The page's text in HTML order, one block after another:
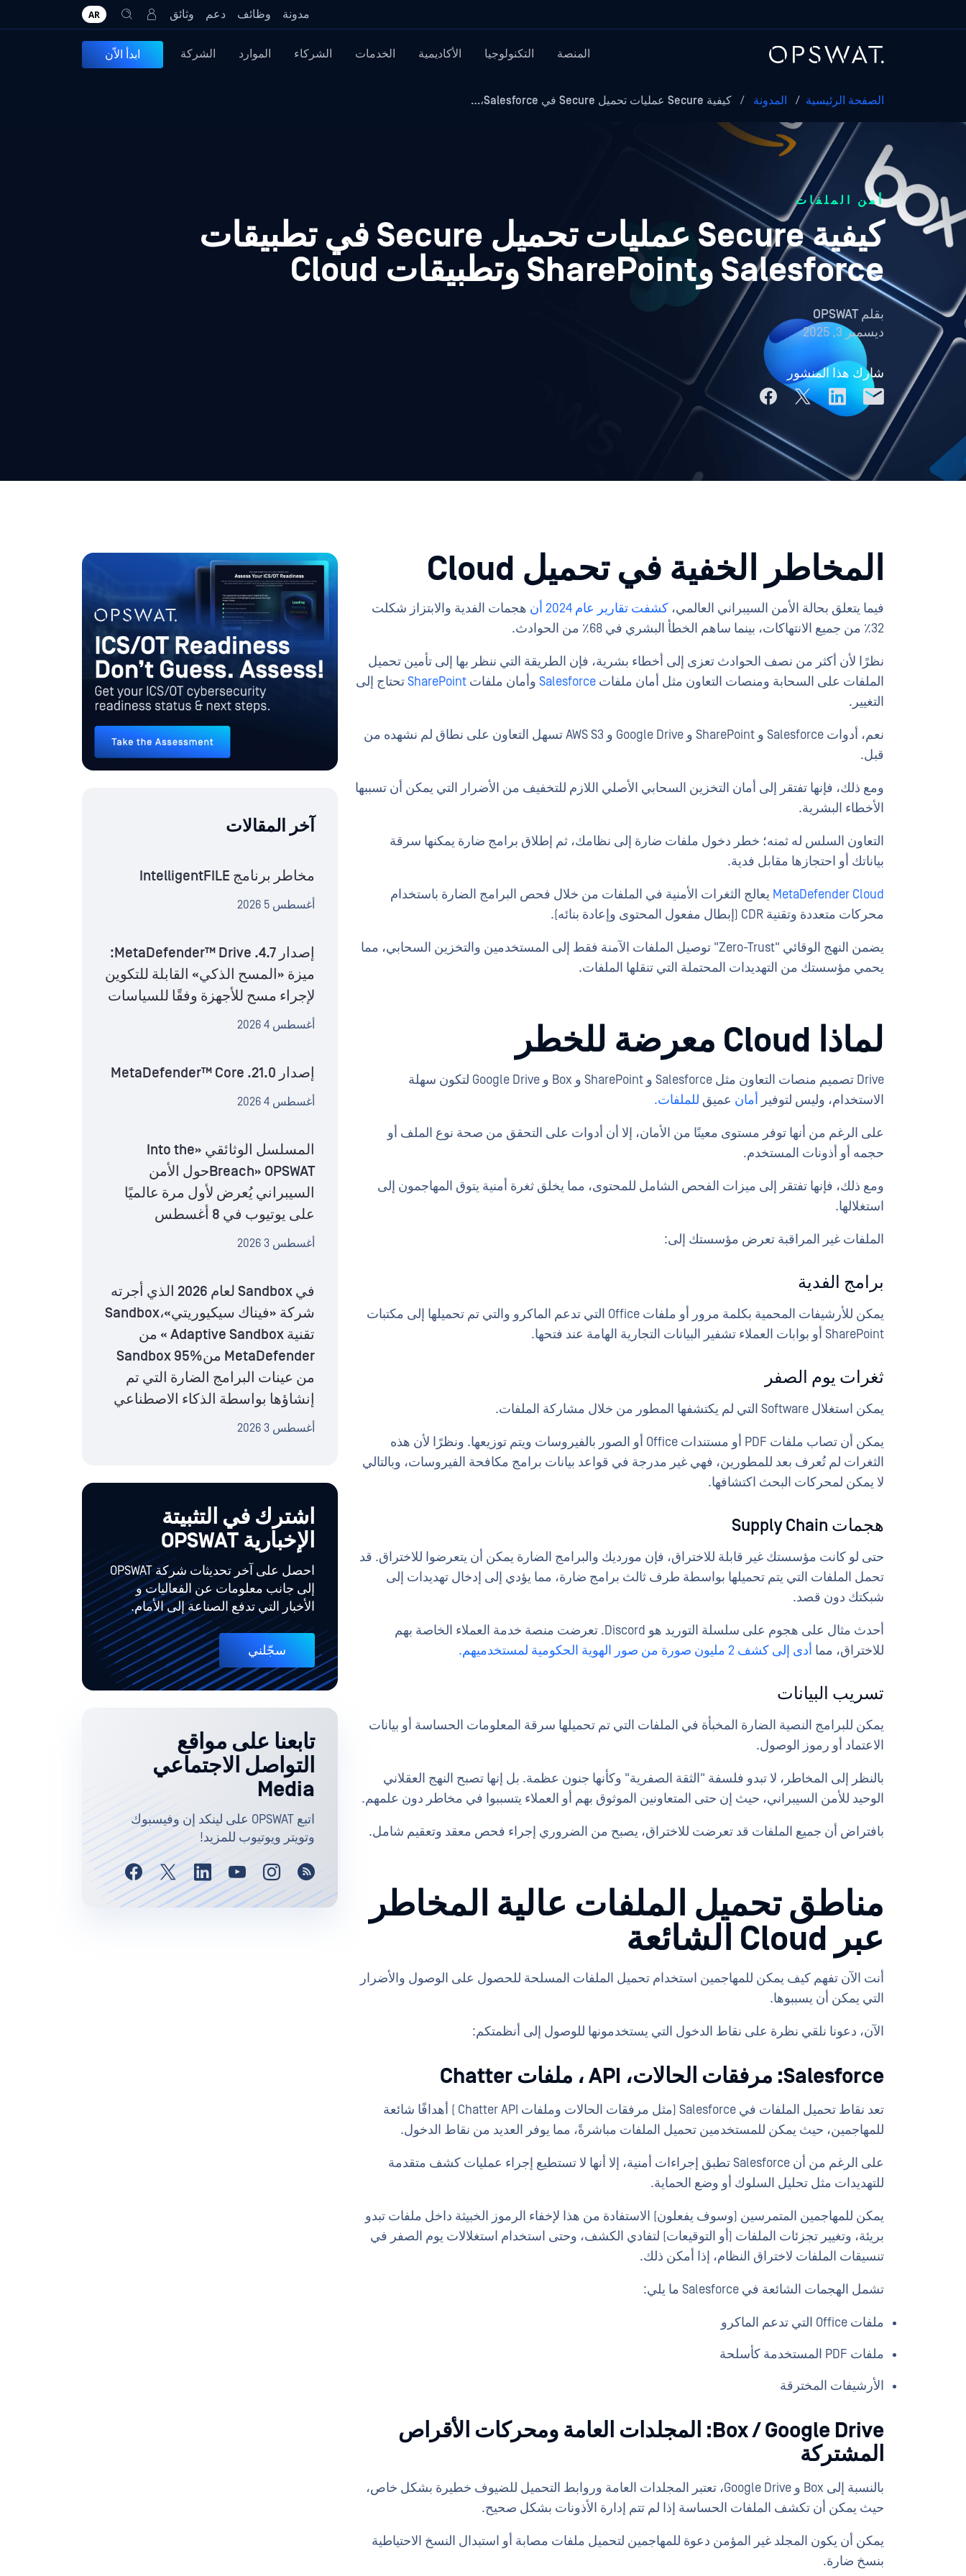
مدونة وظائف دعم وثائق AR
المنصة التكنولوجيا الأكاديمية الخدمات الشركاء الموارد الشركة ابدأ الاّن
الصفحة الرئيسية / المدونة / كيفية Secure عمليات تحميل Secure في Salesforce،…
أمن الملفات
كيفية Secure عمليات تحميل Secure في تطبيقات
Salesforce وSharePoint وتطبيقات Cloud
بقلمOPSWAT
ديسمبر 3, 2025
شارك هذا المنشور
المخاطر الخفية في تحميل Cloud
فيما يتعلق بحالة الأمن السيبراني العالمي، كشفت تقارير عام 2024 أن
هجمات الفدية والابتزاز شكلت
32٪ من جميع الانتهاكات، بينما ساهم الخطأ البشري في 68٪ من الحوادث.
نظرًا لأن أكثر من نصف الحوادث تعزى إلى أخطاء بشرية، فإن الطريقة التي ننظر بها إلى تأمين تحميل
الملفات على السحابة ومنصات التعاون مثل أمان ملفات Salesforce وأمان ملفات SharePointتحتاج إلى
التغيير.
نعم، أدوات Salesforce و SharePoint و Google Drive و AWS S3 تسهل التعاون على نطاق لم نشهده من
قبل.
ومع ذلك، فإنها تفتقر إلى أمان التخزين السحابي الأصلي اللازم للتخفيف من الأضرار التي يمكن أن تسببها
الأخطاء البشرية.
التعاون السلس له ثمنه؛ خطر دخول ملفات ضارة إلى نظامك، ثم إطلاق برامج ضارة يمكنها سرقة
بياناتك أو احتجازها مقابل فدية.
MetaDefender Cloud يعالج الثغرات الأمنية في الملفات من خلال فحص البرامج الضارة باستخدام
محركات متعددة وتقنية CDR (إبطال مفعول المحتوى وإعادة بنائه).
يضمن النهج الوقائي "Zero-Trust" توصيل الملفات الآمنة فقط إلى المستخدمين والتخزين السحابي، مما
يحمي مؤسستك من التهديدات المحتملة التي تنقلها الملفات.
لماذا Cloud معرضة للخطر
Drive تصميم منصات التعاون مثل Salesforce و SharePoint و Box و Google Drive لتكون سهلة
الاستخدام، وليس لتوفير
أمان عميق للملفات.
على الرغم من أنها توفر مستوى معينًا من الأمان، إلا أن أدوات على التحقق من صحة نوع الملف أو
حجمه أو أذونات المستخدم.
ومع ذلك، فإنها تفتقر إلى ميزات الفحص الشامل للمحتوى، مما يخلق ثغرة أمنية يتوق المهاجمون إلى
استغلالها.
الملفات غير المراقبة تعرض مؤسستك إلى:
برامج الفدية
يمكن للأرشيفات المحمية بكلمة مرور أو ملفات Office التي تدعم الماكرو والتي تم تحميلها إلى مكتبات
SharePoint أو بوابات العملاء تشفير البيانات التجارية الهامة عند فتحها.
ثغرات يوم الصفر
يمكن استغلال Software التي لم يكتشفها المطور من خلال مشاركة الملفات.
يمكن أن تصاب ملفات PDF أو مستندات Office أو الصور بالفيروسات ويتم توزيعها. ونظرًا لأن هذه
الثغرات لم تُعرف بعد للمطورين، فهي غير مدرجة في قواعد بيانات برامج مكافحة الفيروسات، وبالتالي
لا يمكن لمحركات البحث اكتشافها.
هجمات Supply Chain
حتى لو كانت مؤسستك غير قابلة للاختراق، فإن مورديك والبرامج الضارة يمكن أن يتعرضوا للاختراق. قد
تحمل الملفات التي يتم تحميلها بواسطة طرف ثالث برامج ضارة، مما يؤدي إلى إدخال تهديدات إلى
شبكتك دون قصد.
أحدث مثال على هجوم على سلسلة التوريد هو Discord. تعرضت منصة خدمة العملاء الخاصة بهم
للاختراق، مما أدى إلى كشف 2 مليون صورة من صور الهوية الحكومية لمستخدميهم.
تسريب البيانات
يمكن للبرامج النصية الضارة المخبأة في الملفات التي تم تحميلها سرقة المعلومات الحساسة أو بيانات
الاعتماد أو رموز الوصول.
بالنظر إلى المخاطر، لا تبدو فلسفة "الثقة الصفرية" وكأنها جنون عظمة. بل إنها تصبح النهج العقلاني
الوحيد للأمن السيبراني، حيث إن حتى المتعاونين الموثوق بهم أو العملاء يتسببوا في مخاطر دون علمهم.
بافتراض أن جميع الملفات قد تعرضت للاختراق، يصبح من الضروري إجراء فحص معقد وتعقيم شامل.
مناطق تحميل الملفات عالية المخاطر
عبر Cloud الشائعة
أنت الآن تفهم كيف يمكن للمهاجمين استخدام تحميل الملفات المسلحة للحصول على الوصول والأضرار
التي يمكن أن يسببوها.
الآن، دعونا نلقي نظرة على نقاط الدخول التي يستخدمونها للوصول إلى أنظمتكم:
Salesforce: مرفقات الحالات، API ، ملفات Chatter
تعد نقاط تحميل الملفات في Salesforce (مثل مرفقات الحالات وملفات Chatter API ) أهدافًا شائعة
للمهاجمين، حيث يمكن للمستخدمين تحميل الملفات مباشرةً، مما يوفر العديد من نقاط الدخول.
على الرغم من أن Salesforce تطبق إجراءات أمنية، إلا أنها لا تستطيع إجراء عمليات كشف متقدمة
للتهديدات مثل تحليل السلوك أو وضع الحماية.
يمكن للمهاجمين المتمرسين (وسوف يفعلون) الاستفادة من هذا لإخفاء الرموز الخبيثة داخل ملفات تبدو
بريئة، وتغيير تجزئات الملفات (أو التوقيعات) لتفادي الكشف، وحتى استخدام استغلالات يوم الصفر في
تنسيقات الملفات لاختراق النظام، إذا أمكن ذلك.
تشمل الهجمات الشائعة في Salesforce ما يلي:
ملفات Office التي تدعم الماكرو
ملفات PDF المستخدمة كأسلحة
الأرشيفات المخترقة
Box / Google Drive: المجلدات العامة ومحركات الأقراص
المشتركة
بالنسبة إلى Box و Google Drive، تعتبر المجلدات العامة وروابط التحميل للضيوف خطيرة بشكل خاص،
حيث يمكن أن تكشف الملفات الحساسة إذا لم تتم إدارة الأذونات بشكل صحيح.
يمكن أن يكون المجلد غير المؤمن دعوة للمهاجمين لتحميل ملفات مصابة أو استبدال النسخ الاحتياطية
بنسخ ضارة.
آخر المقالات
مخاطر برنامج IntelligentFILE
أغسطس 5 2026
إصدار MetaDefender™ Drive .4.7:
ميزة «المسح الذكي» القابلة للتكوين
لإجراء مسح للأجهزة وفقًا للسياسات
أغسطس 4 2026
إصدار MetaDefender™ Core .21.0
أغسطس 4 2026
المسلسل الوثائقي «Into the
Breach» OPSWATحول الأمن
السيبراني يُعرض لأول مرة عالميًا
على يوتيوب في 8 أغسطس
أغسطس 3 2026
في Sandbox لعام 2026 الذي أجرته
شركة «فيناك سيكيوريتي»،Sandbox
تقنية Adaptive Sandbox » من
MetaDefender منSandbox 95%
من عينات البرامج الضارة التي تم
إنشاؤها بواسطة الذكاء الاصطناعي
أغسطس 3 2026
اشترك في التثبيتة
الإخبارية OPSWAT
احصل على آخر تحديثات شركة OPSWAT
إلى جانب معلومات عن الفعاليات و
الأخبار التي تدفع الصناعة إلى الأمام.
سجّلني
تابعنا على مواقع
التواصل الاجتماعي
Media
اتبع OPSWAT على لينكد إن وفيسبوك
وتويتر ويوتيوب للمزيد!